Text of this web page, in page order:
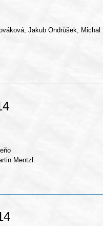
Jakub Ondrůšek, Michal
Mentzl